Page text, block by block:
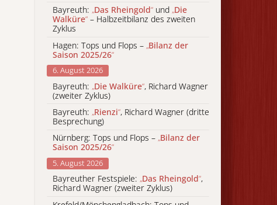
Bayreuth: „Das Rheingold“ und „Die
Walküre“ – Halbzeitbilanz des zweiten
Zyklus
Hagen: Tops und Flops – „Bilanz der
Saison 2025/26“
6. August 2026
Bayreuth: „Die Walküre“, Richard Wagner
(zweiter Zyklus)
Bayreuth: „Rienzi“, Richard Wagner (dritte
Besprechung)
Nürnberg: Tops und Flops – „Bilanz der
Saison 2025/26“
5. August 2026
Bayreuther Festspiele: „Das Rheingold“,
Richard Wagner (zweiter Zyklus)